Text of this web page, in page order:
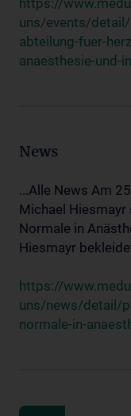
https://
uns/events/
abteilung-fuer-
anaesthesie-und-
News
...Alle News Am
Michael Hiesmayr
Normale in
Hiesmayr
https://
uns/news/detail/
normale-in-